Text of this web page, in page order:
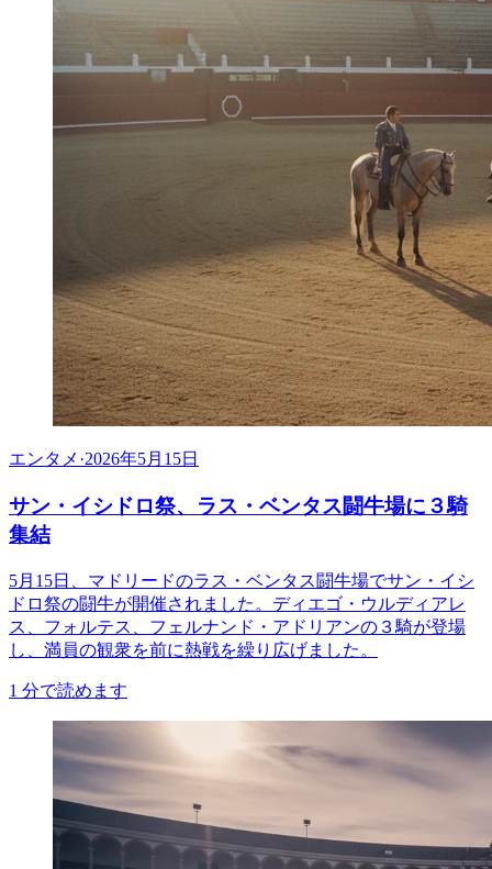
エンタメ ·2026年5月15日
サン・イシドロ祭、ラス・ベンタス闘牛場に３騎
集結
5月15日、マドリードのラス・ベンタス闘牛場でサン・イシ
ドロ祭の闘牛が開催されました。ディエゴ・ウルディアレ
ス、フォルテス、フェルナンド・アドリアンの３騎が登場
し、満員の観衆を前に熱戦を繰り広げました。
1 分で読めます